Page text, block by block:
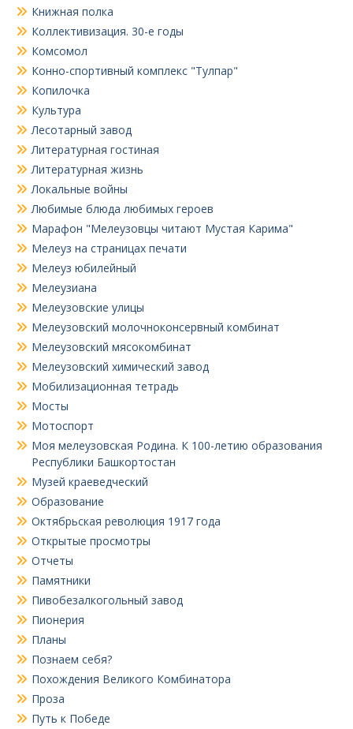
Книжная полка
Коллективизация. 30-е годы
Комсомол
Конно-спортивный комплекс "Тулпар"
Копилочка
Культура
Лесотарный завод
Литературная гостиная
Литературная жизнь
Локальные войны
Любимые блюда любимых героев
Марафон "Мелеузовцы читают Мустая Карима"
Мелеуз на страницах печати
Мелеуз юбилейный
Мелеузиана
Мелеузовские улицы
Мелеузовский молочноконсервный комбинат
Мелеузовский мясокомбинат
Мелеузовский химический завод
Мобилизационная тетрадь
Мосты
Мотоспорт
Моя мелеузовская Родина. К 100-летию образования
Республики Башкортостан
Музей краеведческий
Образование
Октябрьская революция 1917 года
Открытые просмотры
Отчеты
Памятники
Пивобезалкогольный завод
Пионерия
Планы
Познаем себя?
Похождения Великого Комбинатора
Проза
Путь к Победе